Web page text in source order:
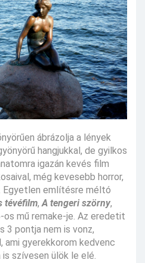
ábrázolja a lények
hangjukkal, de gyilkos
igazán kevés film
még kevesebb horror,
Egyetlen említésre méltó
tévéfilm,A tengeri szörny,
os mű remake-je. Az eredetit
3 pontja nem is vonz,
gyerekkorom kedvenc
szívesen ülök le elé.